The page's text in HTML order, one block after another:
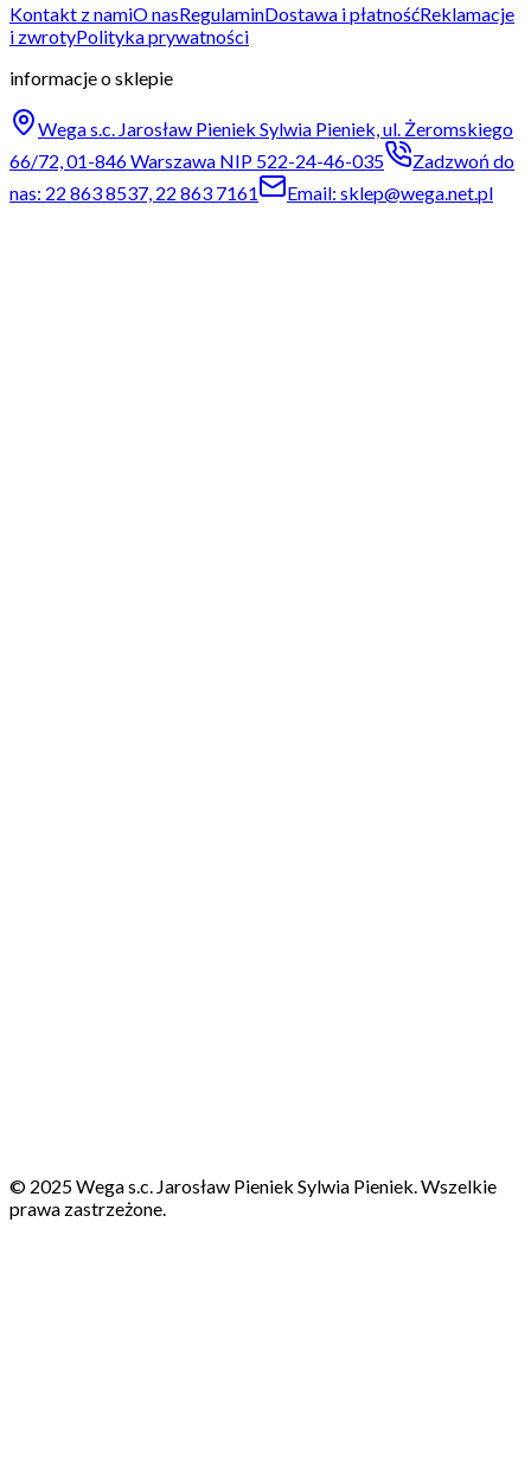
Kontakt z namiO nasRegulaminDostawa i płatnośćReklamacje
i zwrotyPolityka prywatności
informacje o sklepie
Wega s.c. Jarosław Pieniek Sylwia Pieniek, ul. Żeromskiego
66/72, 01-846 Warszawa NIP 522-24-46-035
Zadzwoń do
nas: 22 863 8537, 22 863 7161
Email: sklep@wega.net.pl
© 2025 Wega s.c. Jarosław Pieniek Sylwia Pieniek. Wszelkie
prawa zastrzeżone.